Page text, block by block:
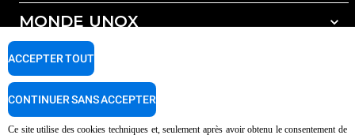
Tous les accessoires
Détergents pour lavage automatique
Détergents pour lavage manuel
Traitement de l'eau avec filtres à résine
MONDE UNOX
Nos bureaux dans le monde
SUPPORT
Garantie Unox
Ce site utilise des cookies techniques et, seulement après avoir obtenu le consentement de
ACCEPTER TOUT
CONTINUER SANS ACCEPTER